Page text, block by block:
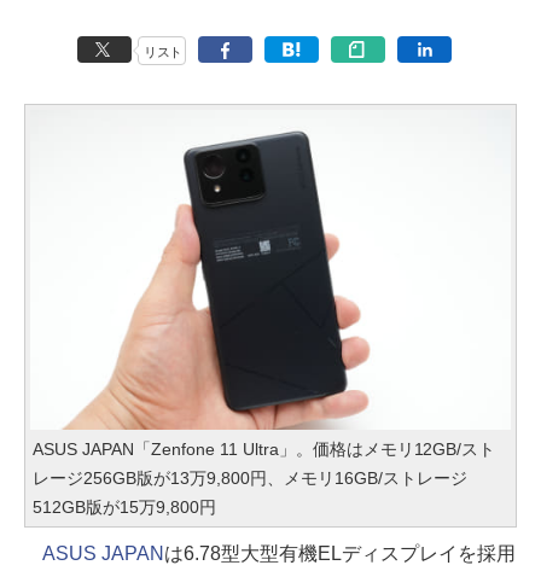
リスト
ASUS JAPAN「Zenfone 11 Ultra」。価格はメモリ12GB/スト
レージ256GB版が13万9,800円、メモリ16GB/ストレージ
512GB版が15万9,800円
ASUS JAPAN は6.78型大型有機ELディスプレイを採用